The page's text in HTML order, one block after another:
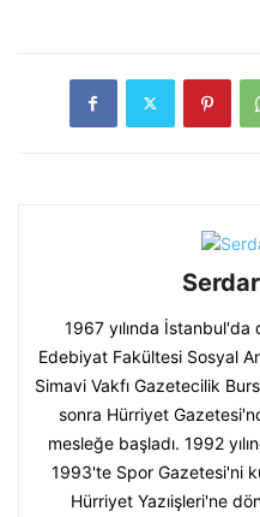
1967 yılında
Edebiyat Fakültesi Sosyal
Simavi Vakfı Gazetecilik
sonra Hürriyet
mesleğe başladı. 1992
1993'te Spor Gazetesi'ni
Hürriyet Yazıişleri'ne